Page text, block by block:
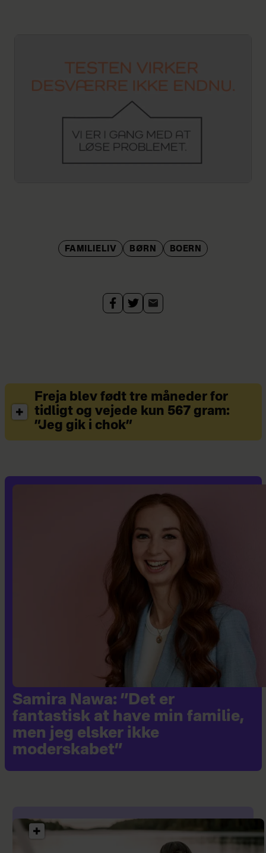
FAMILIELIV BØRN BOERN
Freja blev født tre måneder for
tidligt og vejede kun 567 gram:
”Jeg gik i chok”
Samira Nawa: ”Det er
fantastisk at have min familie,
men jeg elsker ikke
moderskabet”